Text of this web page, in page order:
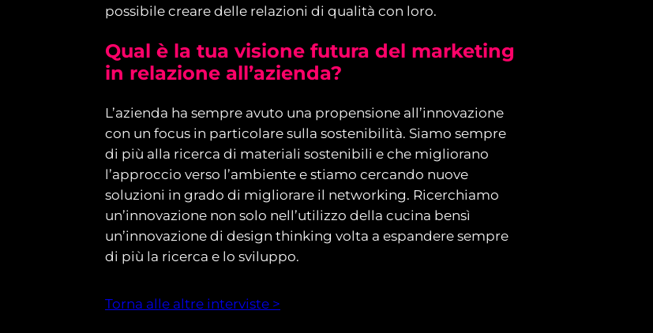
possibile creare delle relazioni di qualità con loro.
Qual è la tua visione futura del marketing
in relazione all’azienda?
L’azienda ha sempre avuto una propensione all’innovazione
con un focus in particolare sulla sostenibilità. Siamo sempre
di più alla ricerca di materiali sostenibili e che migliorano
l’approccio verso l’ambiente e stiamo cercando nuove
soluzioni in grado di migliorare il networking. Ricerchiamo
un’innovazione non solo nell’utilizzo della cucina bensì
un’innovazione di design thinking volta a espandere sempre
di più la ricerca e lo sviluppo.
Torna alle altre interviste >